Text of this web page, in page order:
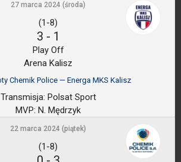
27 marca 2024 (środa)
(1-8)
3 - 1
Play Off
Arena Kalisz
Chemik Police — Energa MKS Kalisz
Transmisja: Polsat Sport
MVP: N. Mędrzyk
22 marca 2024 (piątek)
(1-8)